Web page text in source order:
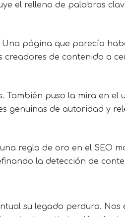
el relleno de palabras
página que parecía
creadores de contenido a
puso la mira en el
genuinas de autoridad y
regla de oro en el SEO
la detección de
su legado perdura.